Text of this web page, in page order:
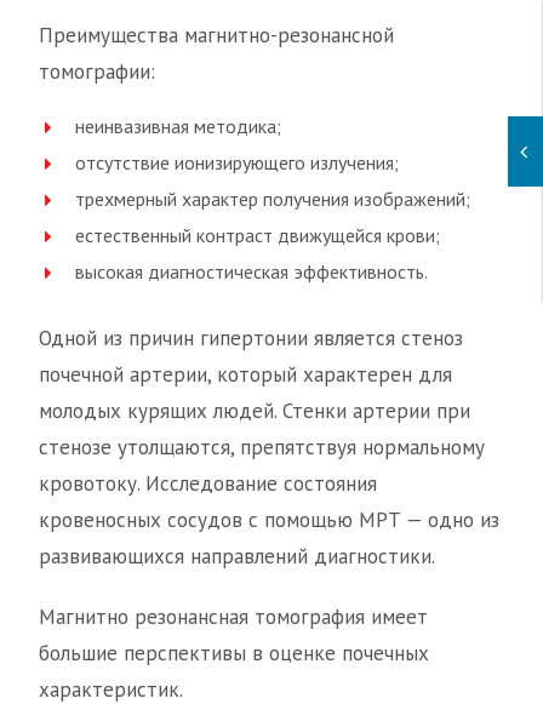
Преимущества магнитно-резонансной
томографии:
неинвазивная методика;
отсутствие ионизирующего излучения;
трехмерный характер получения изображений;
естественный контраст движущейся крови;
высокая диагностическая эффективность.
Одной из причин гипертонии является стеноз
почечной артерии, который характерен для
молодых курящих людей. Стенки артерии при
стенозе утолщаются, препятствуя нормальному
кровотоку. Исследование состояния
кровеносных сосудов с помощью МРТ — одно из
развивающихся направлений диагностики.
Магнитно резонансная томография имеет
большие перспективы в оценке почечных
характеристик.